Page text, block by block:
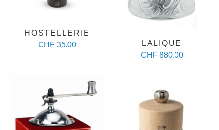
HOSTELLERIE
CHF 35.00
LALIQUE
CHF 880.00